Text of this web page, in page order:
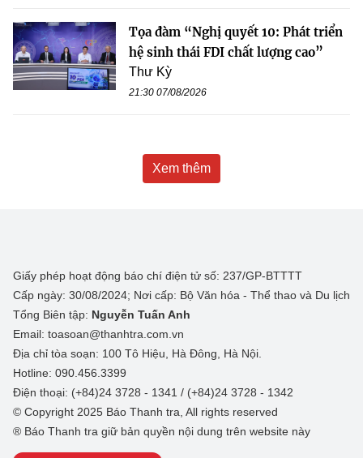
Tọa đàm “Nghị quyết 10: Phát triển
hệ sinh thái FDI chất lượng cao”
Thư Kỳ
21:30 07/08/2026
Xem thêm
Giấy phép hoạt động báo chí điện tử số: 237/GP-BTTTT
Cấp ngày: 30/08/2024; Nơi cấp: Bộ Văn hóa - Thể thao và Du lịch
Tổng Biên tập: Nguyễn Tuấn Anh
Email: toasoan@thanhtra.com.vn
Địa chỉ tòa soạn: 100 Tô Hiệu, Hà Đông, Hà Nội.
Hotline: 090.456.3399
Điện thoại: (+84)24 3728 - 1341 / (+84)24 3728 - 1342
© Copyright 2025 Báo Thanh tra, All rights reserved
® Báo Thanh tra giữ bản quyền nội dung trên website này